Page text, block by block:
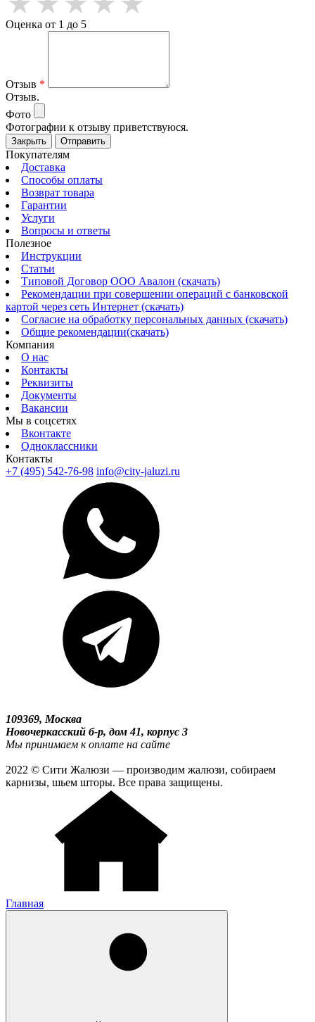
Оценка от 1 до 5
Отзыв *
Отзыв.
Фото
Фотографии к отзыву приветствуюся.
Закрыть Отправить
Покупателям
Доставка
Способы оплаты
Возврат товара
Гарантии
Услуги
Вопросы и ответы
Полезное
Инструкции
Статьи
Типовой Договор ООО Авалон (скачать)
Рекомендации при совершении операций с банковской
картой через сеть Интернет (скачать)
Согласие на обработку персональных данных (скачать)
Общие рекомендации(скачать)
Компания
О нас
Контакты
Реквизиты
Документы
Вакансии
Мы в соцсетях
Вконтакте
Одноклассники
Контакты
+7 (495) 542-76-98 info@city-jaluzi.ru
109369, Москва
Новочеркасский б-р, дом 41, корпус 3
Мы принимаем к оплате на сайте
2022 © Сити Жалюзи — производим жалюзи, собираем
карнизы, шьем шторы. Все права защищены.
Главная